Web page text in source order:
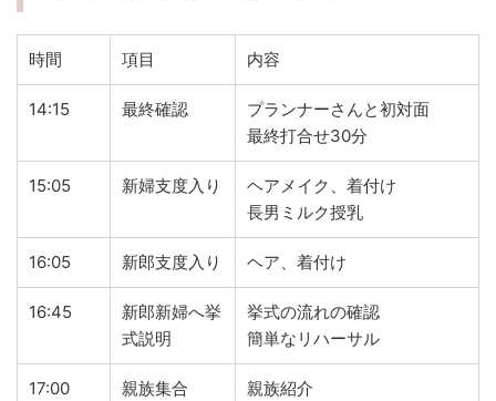
時間 項目 内容
14:15 最終確認
プランナーさんと初対面
最終打合せ30分
15:05 新婦支度入り
ヘアメイク、着付け
長男ミルク授乳
16:05 新郎支度入り ヘア、着付け
16:45
新郎新婦へ挙
式説明
挙式の流れの確認
簡単なリハーサル
17:00 親族集合 親族紹介